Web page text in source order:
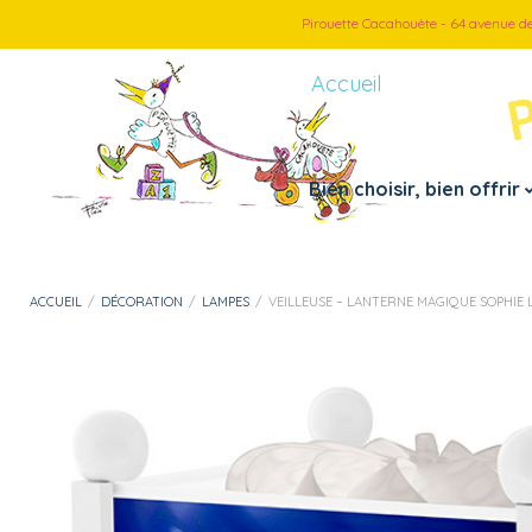
Pirouette Cacahouète - 64 avenue
Accueil
Bien choisir, bien offrir
– Motricité fine
– Mes premiers pas
– Loisirs créatif
– Puzzles
– Jeux et cartes
– Jeux d’extérieur
ACCUEIL / DÉCORATION / LAMPES / VEILLEUSE – LANTERNE MAGIQUE